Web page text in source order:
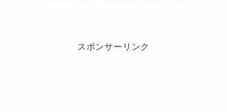
スポンサーリンク